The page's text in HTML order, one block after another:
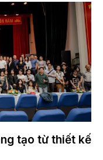
tạo từ thiết kế